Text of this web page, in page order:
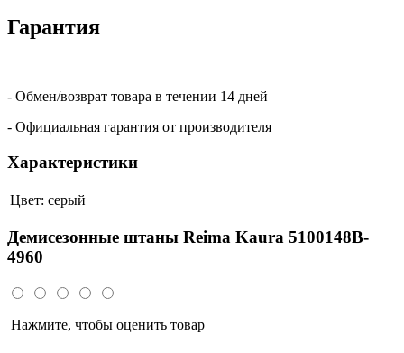
Гарантия
- Обмен/возврат товара в течении 14 дней
- Официальная гарантия от производителя
Характеристики
Цвет: серый
Демисезонные штаны Reima Kaura 5100148B-
4960
Нажмите, чтобы оценить товар